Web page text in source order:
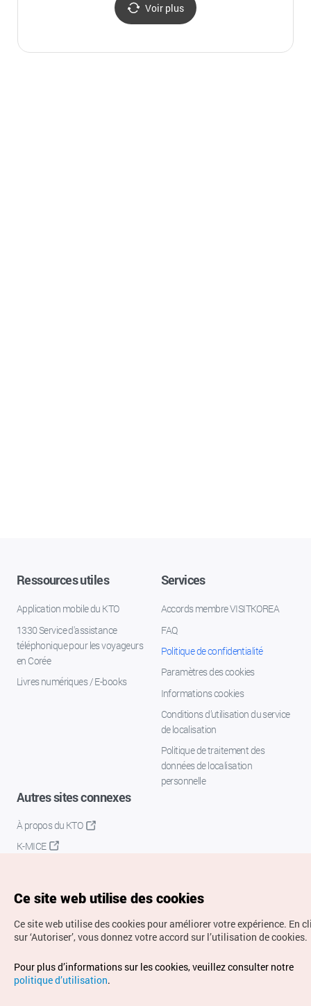
Voir plus
Ressources utiles
Application mobile du KTO
1330 Service d'assistance
téléphonique pour les voyageurs
en Corée
Livres numériques / E-books
Services
Accords membre VISITKOREA
FAQ
Politique de confidentialité
Paramètres des cookies
Informations cookies
Conditions d’utilisation du service
de localisation
Politique de traitement des
données de localisation
personnelle
Autres sites connexes
À propos du KTO
K-MICE
Droits d’auteur (c) Office National du Tourisme en Corée.
Tous droits réservés.
Pour les rapports d'erreurs et demandes de renseignements,
Ce site web utilise des cookies
Ce site web utilise des cookies pour améliorer votre expérience. En
sur ‘Autoriser’, vous donnez votre accord sur l’utilisation de cookies.
Pour plus d’informations sur les cookies, veuillez consulter notre
politique d’utilisation.